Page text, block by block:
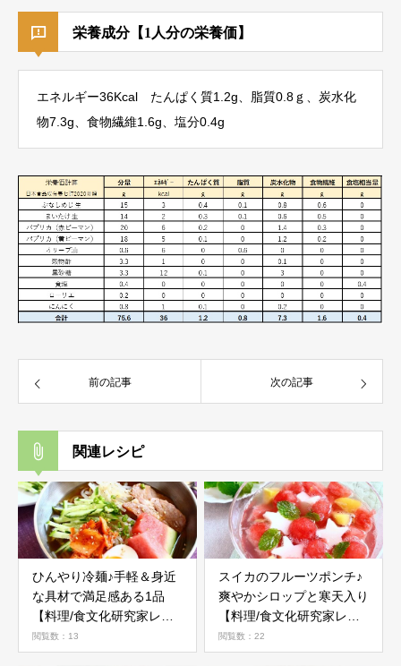
栄養成分【1人分の栄養価】
エネルギー36Kcal たんぱく質1.2g、脂質0.8ｇ、炭水化
物7.3g、食物繊維1.6g、塩分0.4g
前の記事 次の記事
関連レシピ
ひんやり冷麺♪手軽＆身近
な具材で満足感ある1品
【料理/食文化研究家レシ
ピ】
閲覧数：13
スイカのフルーツポンチ♪
爽やかシロップと寒天入り
【料理/食文化研究家レシ
ピ】
閲覧数：22